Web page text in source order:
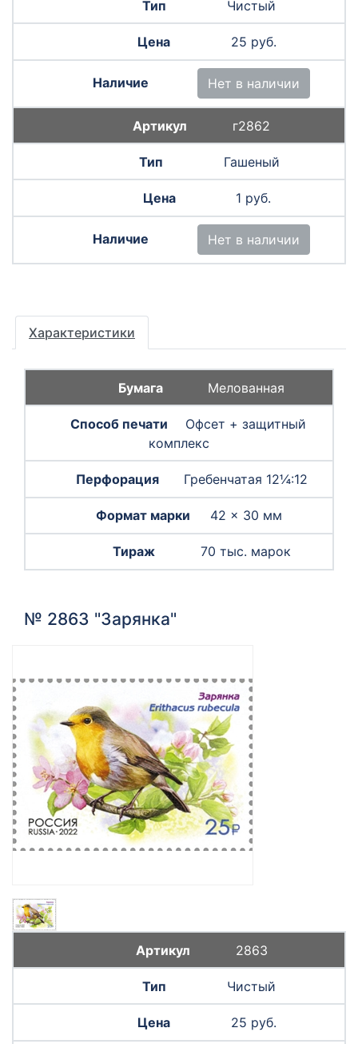
Чистый
25 руб.
Нет в наличии
г2862
Гашеный
1 руб.
Нет в наличии
Характеристики
Мелованная
Офсет + защитный
комплекс
Гребенчатая 12¼:12
42 × 30 мм
70 тыс. марок
№ 2863 "Зарянка"
2863
Чистый
25 руб.